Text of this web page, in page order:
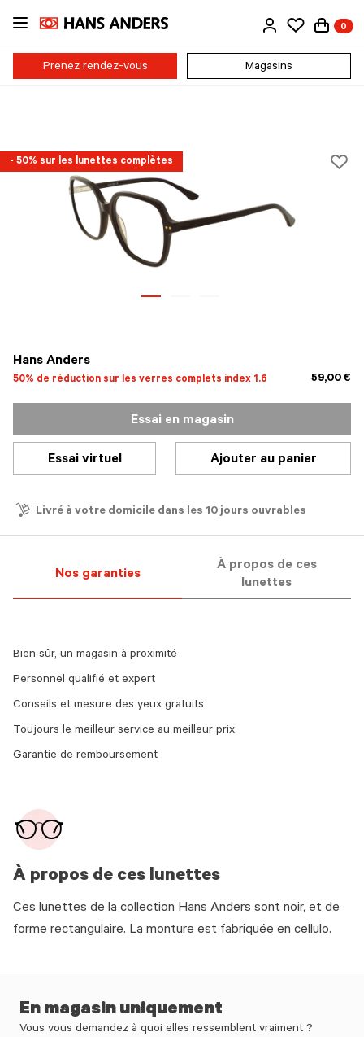
Passer
contenu
principal
0
Prenez rendez-vous Magasins
- 50% sur les lunettes complètes
Hans Anders
50% de réduction sur les verres complets index 1.6 59,00 €
Essai en magasin
Essai virtuel Ajouter au panier
Livré à votre domicile dans les 10 jours ouvrables
Nos garanties
À propos de ces
lunettes
À propos de ces lunettes
Ces lunettes de la collection Hans Anders sont noir, et de
forme rectangulaire. La monture est fabriquée en cellulo.
Bien sûr, un magasin à proximité
Personnel qualifié et expert
Conseils et mesure des yeux gratuits
Toujours le meilleur service au meilleur prix
Garantie de remboursement
En magasin uniquement
Vous vous demandez à quoi elles ressemblent vraiment ?